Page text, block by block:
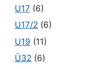
U17 (6)
U17/2 (6)
U19 (11)
Ü32 (6)